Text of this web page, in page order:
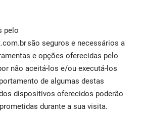
pelo
são seguros e necessários a
e opções oferecidas pelo
não aceitá-los e/ou executá-los
de algumas destas
dispositivos oferecidos poderão
durante a sua visita.